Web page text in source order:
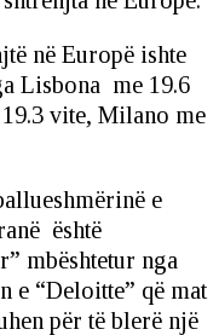
në Europë ishte
Lisbona me 19.6
vite, Milano me
e
është
mbështetur nga
e “Deloitte” që mat
për të blerë një